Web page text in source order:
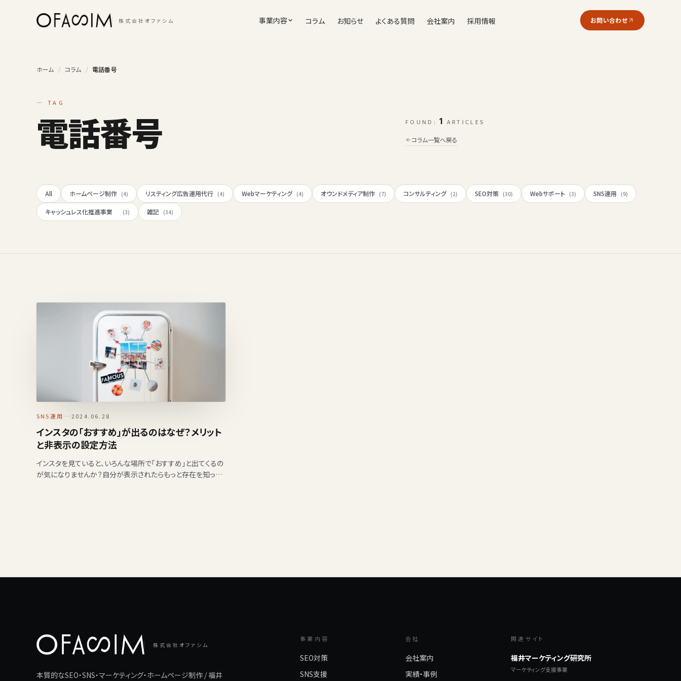
株式会社オファシム 事業内容 コラム お知らせ よくある質問 会社案内 採用情報 お問い合わせ
ホーム / コラム / 電話番号
— TAG
電話番号 FOUND:1 ARTICLES
コラム一覧へ戻る
All ホームページ制作 (4) リスティング広告運用代行 (4) Webマーケティング (4) オウンドメディア制作 (7) コンサルティング (2) SEO対策 (30) Webサポート (3) SNS運用 (9)
キャッシュレス化推進事業 (3) 雑記 (34)
SNS運用 2024.06.28
インスタの「おすすめ」が出るのはなぜ？メリット
と非表示の設定方法
インスタを見ていると、いろんな場所で「おすすめ」と出てくるの
が気になりませんか？自分が表示されたらもっと存在を知って
株式会社オファシム
本質的なSEO・SNS・マーケティング・ホームページ制作 / 福井
事業内容
SEO対策
SNS支援
会社
会社案内
実績・事例
関連サイト
福井マーケティング研究所
マーケティング支援事業